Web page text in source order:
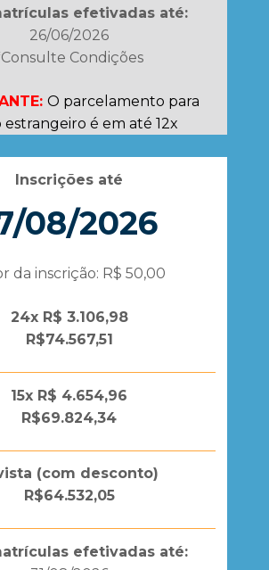
efetivadas até:
26/06/2026
Condições
O parcelamento para
é em até 12x
Inscrições até
08/2026
da inscrição: R$ 50,00
24x R$ 3.106,98
R$74.567,51
15x R$ 4.654,96
R$69.824,34
(com desconto)
R$64.532,05
efetivadas até: